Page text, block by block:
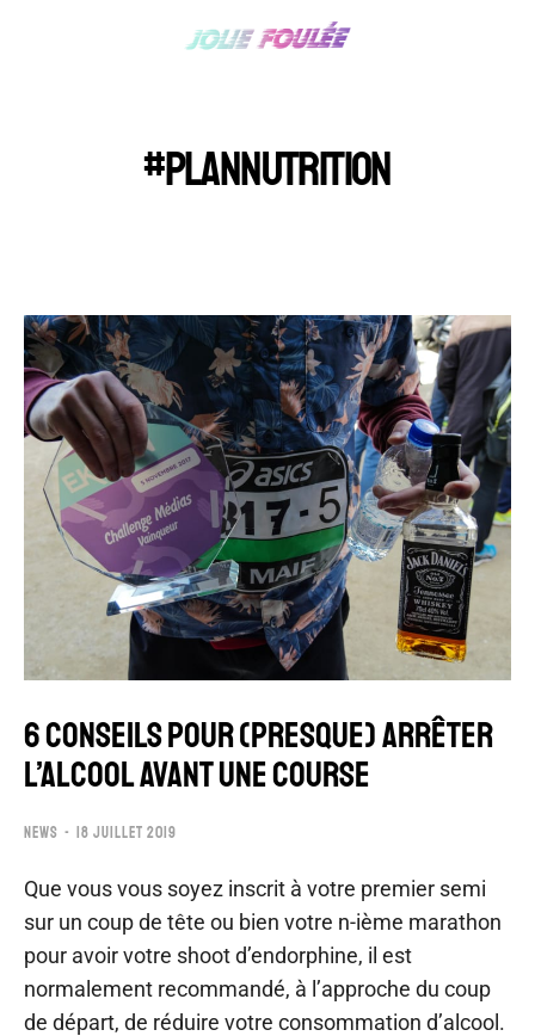
#PLANNUTRITION
6 CONSEILS POUR (PRESQUE) ARRÊTER
L’ALCOOL AVANT UNE COURSE
NEWS 18 JUILLET 2019
Que vous vous soyez inscrit à votre premier semi
sur un coup de tête ou bien votre n-ième marathon
pour avoir votre shoot d’endorphine, il est
normalement recommandé, à l’approche du coup
de départ, de réduire votre consommation d’alcool.